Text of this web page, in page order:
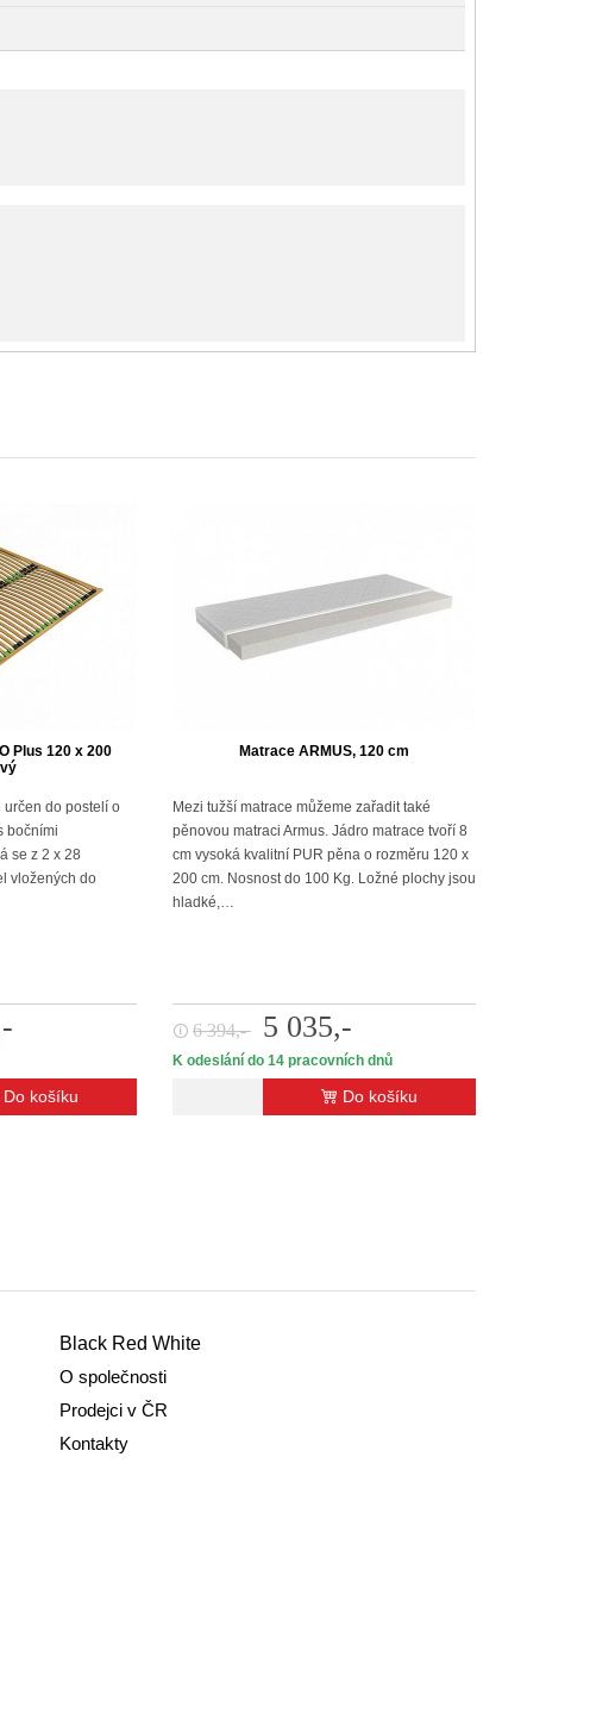
Plus 120 x 200
určen do postelí o
bočními
se z 2 x 28
vložených do
Do košíku
Matrace ARMUS, 120 cm
Mezi tužší matrace můžeme zařadit také
pěnovou matraci Armus. Jádro matrace tvoří 8
cm vysoká kvalitní PUR pěna o rozměru 120 x
200 cm. Nosnost do 100 Kg. Ložné plochy jsou
hladké,…
🛈 6 394,- 5 035,-
K odeslání do 14 pracovních dnů
Do košíku
Black Red White
O společnosti
Prodejci v ČR
Kontakty